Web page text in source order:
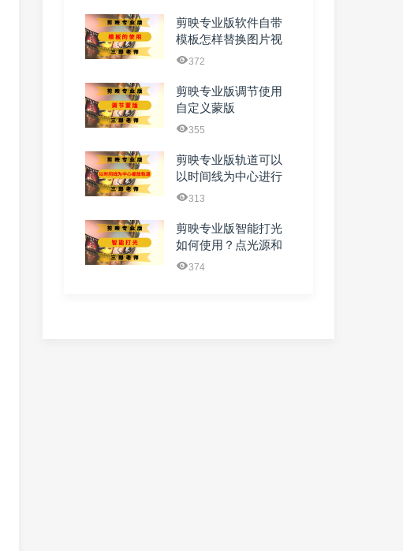
剪映专业版软件自带
模板怎样替换图片视
频及文字
372
剪映专业版调节使用
自定义蒙版
355
剪映专业版轨道可以
以时间线为中心进行
缩放吗
313
剪映专业版智能打光
如何使用？点光源和
平行光有什么区别？
374